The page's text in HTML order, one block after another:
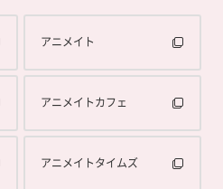
アニメイト
アニメイトカフェ
アニメイトタイムズ